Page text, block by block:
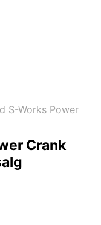
S-Works Power
Crank